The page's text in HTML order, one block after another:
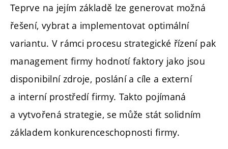
Teprve na jejím základě lze generovat možná
řešení, vybrat a implementovat optimální
variantu. V rámci procesu strategické řízení pak
management firmy hodnotí faktory jako jsou
disponibilní zdroje, poslání a cíle a externí
a interní prostředí firmy. Takto pojímaná
a vytvořená strategie, se může stát solidním
základem konkurenceschopnosti firmy.